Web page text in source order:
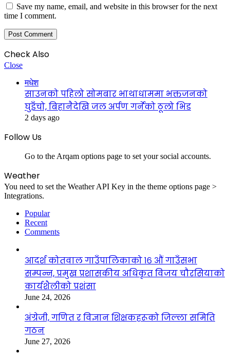
Save my name, email, and website in this browser for the next
time I comment.
Check Also
Close
मधेश
साउनको पहिलो सोमबार भाथाधाममा भक्तजनको
घुइँचो, बिहानैदेखि जल अर्पण गर्नेको ठूलो भिड
2 days ago
Follow Us
Go to the Arqam options page to set your social accounts.
Weather
You need to set the Weather API Key in the theme options page >
Integrations.
Popular
Recent
Comments
आदर्श कोतवाल गाउँपालिकाको १६ औं गाउँसभा
सम्पन्न, प्रमुख प्रशासकीय अधिकृत विजय चौरसियाको
कार्यशैलीको प्रशंसा
June 24, 2026
अंग्रेजी, गणित र विज्ञान शिक्षकहरूको जिल्ला समिति
गठन
June 27, 2026